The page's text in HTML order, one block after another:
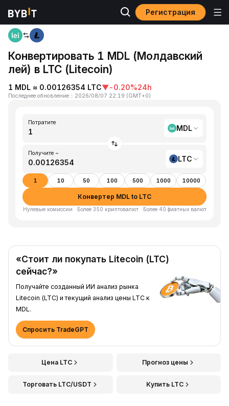
Регистрация
Главная
Конвертировать 1 MDL (Молдавский
лей) в LTC (Litecoin)
1 MDL ≈ 0.00126354 LTC▼-0.20%24h
Последнее обновление ： 2026/08/07 22:19 (GMT+0)
Потратите
MDL
Получите ~
LTC
1 10 50 100 500 1000 10000
Конвертер MDL to LTC
Нулевые комиссии · Более 350 криптовалют · Более 40 фиатных валют
«Стоит ли покупать Litecoin (LTC)
сейчас?»
Получайте созданный ИИ анализ рынка
Litecoin (LTC) и текущий анализ цены LTC к
MDL.
Спросить TradeGPT
Цена LTC Прогноз цены
Торговать LTC/USDT Купить LTC